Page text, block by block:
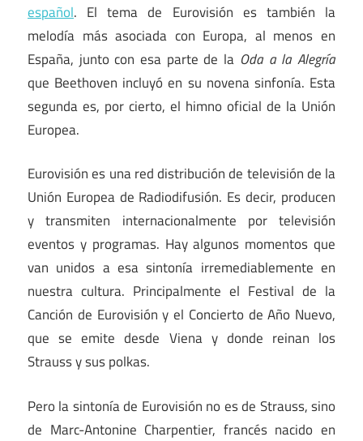
español. El tema de Eurovisión es también la
melodía más asociada con Europa, al menos en
España, junto con esa parte de la Oda a la Alegría
que Beethoven incluyó en su novena sinfonía. Esta
segunda es, por cierto, el himno oficial de la Unión
Europea.
Eurovisión es una red distribución de televisión de la
Unión Europea de Radiodifusión. Es decir, producen
y transmiten internacionalmente por televisión
eventos y programas. Hay algunos momentos que
van unidos a esa sintonía irremediablemente en
nuestra cultura. Principalmente el Festival de la
Canción de Eurovisión y el Concierto de Año Nuevo,
que se emite desde Viena y donde reinan los
Strauss y sus polkas.
Pero la sintonía de Eurovisión no es de Strauss, sino
de Marc-Antonine Charpentier, francés nacido en